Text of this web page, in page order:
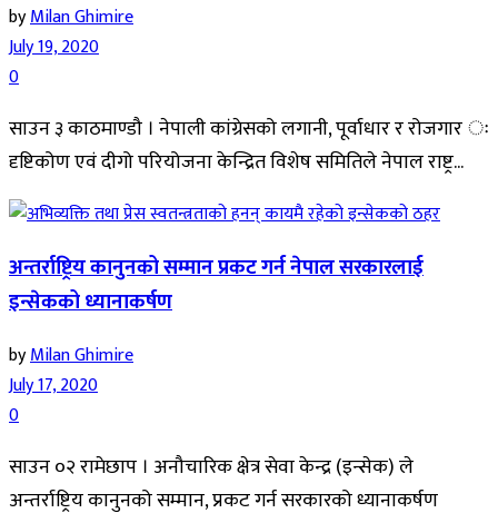
byMilan Ghimire
July 19, 2020
0
साउन ३ काठमाण्डौ । नेपाली कांग्रेसको लगानी, पूर्वाधार र रोजगार ः
दृष्टिकोण एवं दीगो परियोजना केन्द्रित विशेष समितिले नेपाल राष्ट्र...
अन्तर्राष्ट्रिय कानुनको सम्मान प्रकट गर्न नेपाल सरकारलाई
इन्सेकको ध्यानाकर्षण
byMilan Ghimire
July 17, 2020
0
साउन ०२ रामेछाप । अनौचारिक क्षेत्र सेवा केन्द्र (इन्सेक) ले
अन्तर्राष्ट्रिय कानुनको सम्मान, प्रकट गर्न सरकारको ध्यानाकर्षण